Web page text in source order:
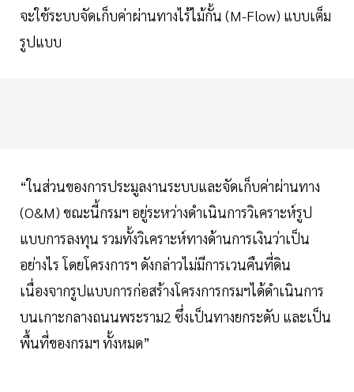
จะใช้ระบบจัดเก็บค่าผ่านทางไร้ไม้กั้น (M-Flow) แบบเต็ม
รูปแบบ
“ในส่วนของการประมูลงานระบบและจัดเก็บค่าผ่านทาง
(O&M) ขณะนี้กรมฯ อยู่ระหว่างดำเนินการวิเคราะห์รูป
แบบการลงทุน รวมทั้งวิเคราะห์ทางด้านการเงินว่าเป็น
อย่างไร โดยโครงการฯ ดังกล่าวไม่มีการเวนคืนที่ดิน
เนื่องจากรูปแบบการก่อสร้างโครงการกรมฯได้ดำเนินการ
บนเกาะกลางถนนพระราม2 ซึ่งเป็นทางยกระดับ และเป็น
พื้นที่ของกรมฯ ทั้งหมด”